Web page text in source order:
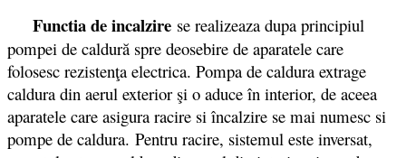
Functia de incalzire se realizeaza dupa principiul
pompei de caldură spre deosebire de aparatele care
folosesc rezistenţa electrica. Pompa de caldura extrage
caldura din aerul exterior şi o aduce în interior, de aceea
aparatele care asigura racire si încalzire se mai numesc si
pompe de caldura. Pentru racire, sistemul este inversat,